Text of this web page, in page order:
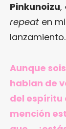
Pinkunoizu,
repeat en mi
lanzamiento.
Aunque
hablan de
del espíritu
mención